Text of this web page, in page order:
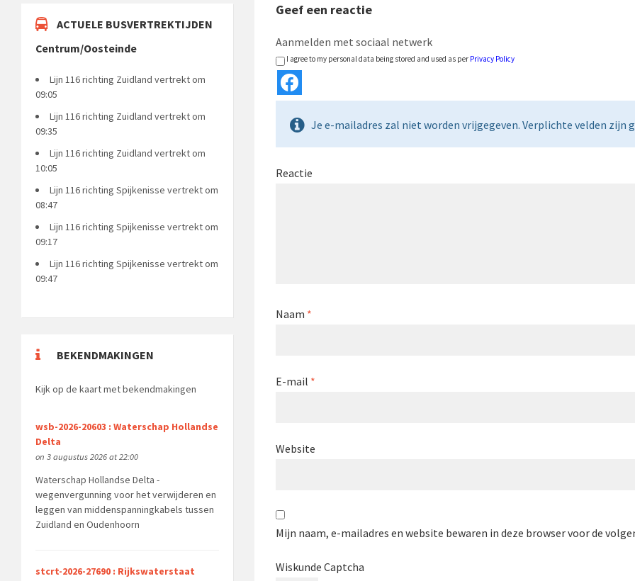
Geef een reactie
Aanmelden met sociaal netwerk
I agree to my personal data being stored and used as per Privacy Policy
Je e-mailadres zal niet worden vrijgegeven. Verplichte velden zijn
Reactie
Naam *
E-mail *
Website
Mijn naam, e-mailadres en website bewaren in deze browser voor de
Wiskunde Captcha
ACTUELE BUSVERTREKTIJDEN
Centrum/Oosteinde
Lijn 116 richting Zuidland vertrekt om
09:05
Lijn 116 richting Zuidland vertrekt om
09:35
Lijn 116 richting Zuidland vertrekt om
10:05
Lijn 116 richting Spijkenisse vertrekt om
08:47
Lijn 116 richting Spijkenisse vertrekt om
09:17
Lijn 116 richting Spijkenisse vertrekt om
09:47
BEKENDMAKINGEN
Kijk op de kaart met bekendmakingen
wsb-2026-20603 : Waterschap Hollandse
Delta
on 3 augustus 2026 at 22:00
Waterschap Hollandse Delta -
wegenvergunning voor het verwijderen en
leggen van middenspanningkabels tussen
Zuidland en Oudenhoorn
stcrt-2026-27690 : Rijkswaterstaat